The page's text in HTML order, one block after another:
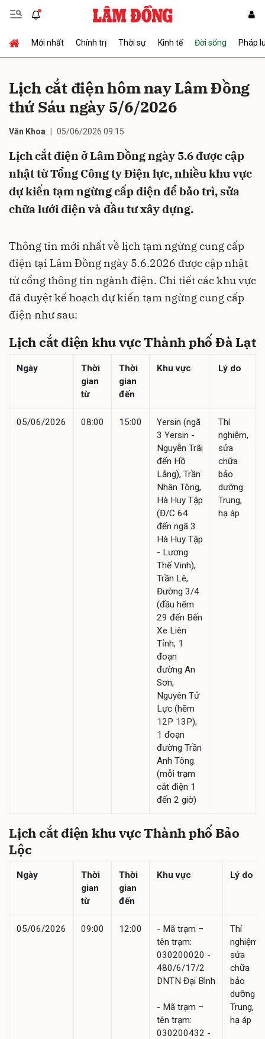
Mới nhất Chính trị Thời sự Kinh tế Đời sống Pháp
Lịch cắt điện hôm nay Lâm Đồng
thứ Sáu ngày 5/6/2026
Văn Khoa 05/06/2026 09:15
Lịch cắt điện ở Lâm Đồng ngày 5.6 được cập
nhật từ Tổng Công ty Điện lực, nhiều khu vực
dự kiến tạm ngừng cấp điện để bảo trì, sửa
chữa lưới điện và đầu tư xây dựng.
Thông tin mới nhất về lịch tạm ngừng cung cấp
điện tại Lâm Đồng ngày 5.6.2026 được cập nhật
từ cổng thông tin ngành điện. Chi tiết các khu vực
đã duyệt kế hoạch dự kiến tạm ngừng cung cấp
điện như sau:
Lịch cắt điện khu vực Thành phố Đà Lạt
Ngày
Thời
gian
từ
Thời
gian
đến
Khu vực Lý do
05/06/2026 08:00 15:00
Yersin (ngã
3 Yersin -
Nguyễn Trãi
đến Hồ
Lắng), Trần
Nhân Tông,
Hà Huy Tập
(Đ/C 64
đến ngã 3
Hà Huy Tập
- Lương
Thế Vinh),
Trần Lê,
Đường 3/4
(đầu hẽm
29 đến Bến
Xe Liên
Tỉnh, 1
đoạn
đường An
Sơn,
Nguyên Tử
Lực (hẽm
12P 13P),
1 đoạn
đường Trần
Anh Tông.
(mỗi trạm
cắt điện 1
đến 2 giờ)
Thí
nghiệm,
sửa
chữa
bảo
dưỡng
Trung,
hạ áp
Lịch cắt điện khu vực Thành phố Bảo
Lộc
Ngày
Thời
gian
từ
Thời
gian
đến
Khu vực Lý do
05/06/2026 09:00 12:00
- Mã trạm –
tên trạm:
030200020 -
480/6/17/2
DNTN Đại Bình
- Mã trạm –
tên trạm:
030200432 -
Thí
nghiệm,
sửa
chữa
bảo
dưỡng
Trung,
hạ áp
Gửi bình luận
Hủy Gửi